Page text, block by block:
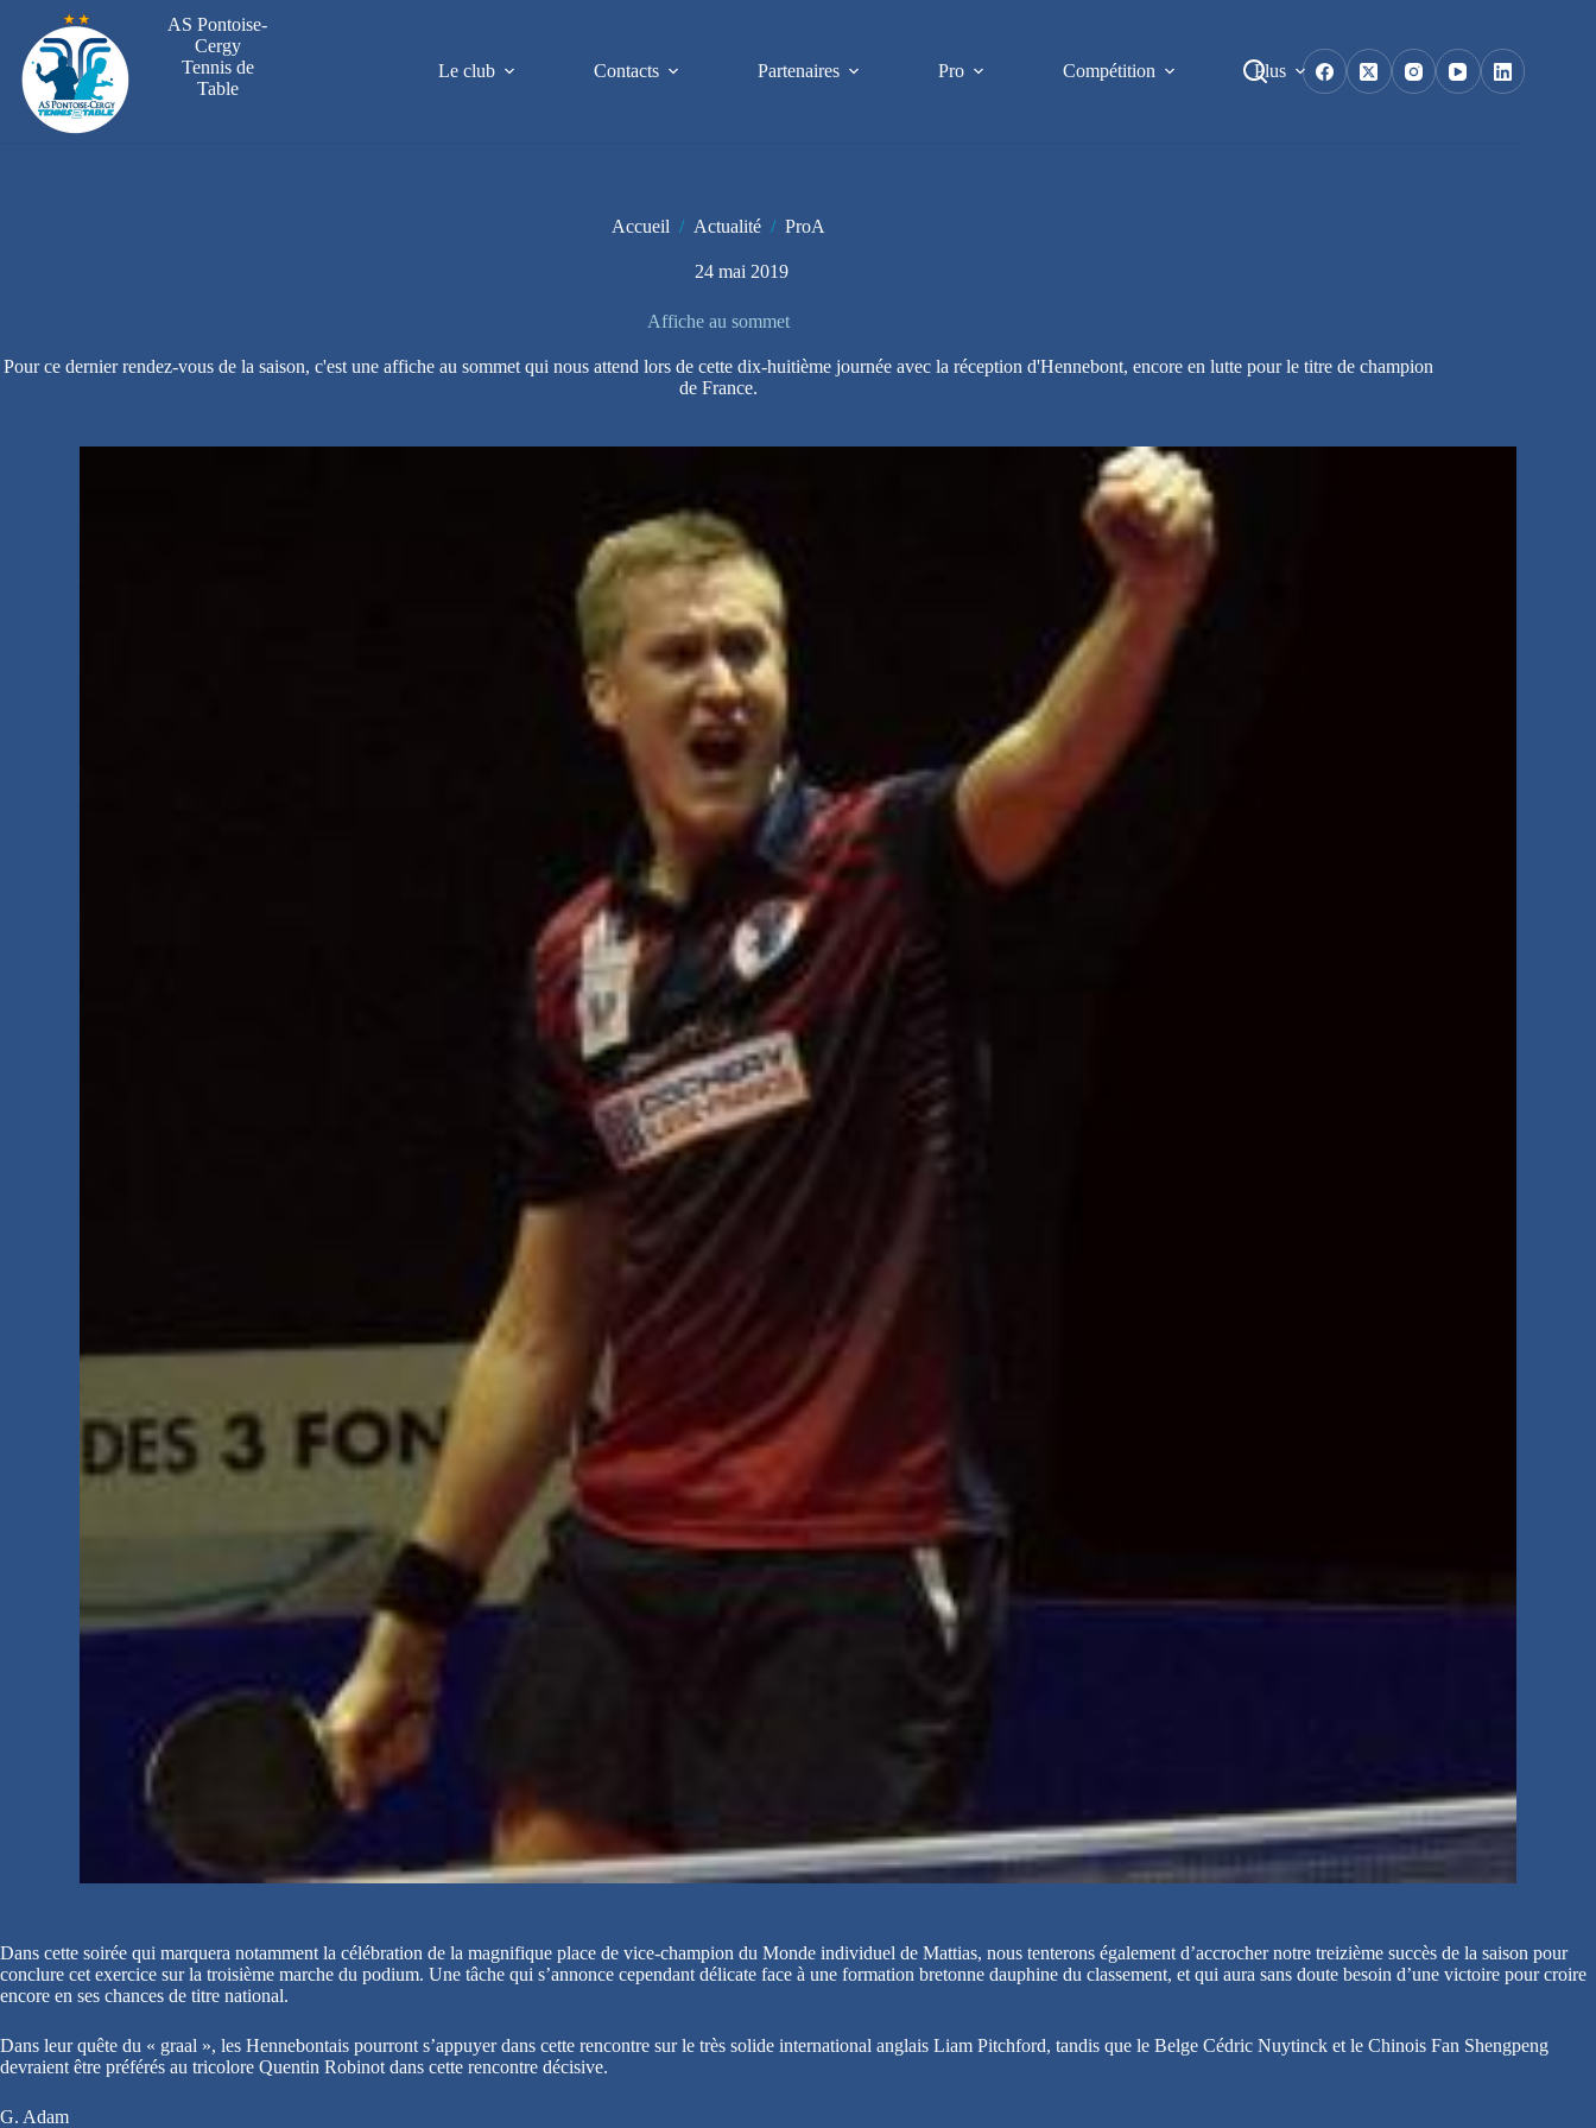
contenu
AS Pontoise-
Cergy
Tennis de
Table
Le club Contacts Partenaires Pro Compétition Plus
Accueil / Actualité / ProA
24 mai 2019
Affiche au sommet
Pour ce dernier rendez-vous de la saison, c'est une affiche au sommet qui nous attend lors de cette dix-huitième journée avec la réception d'Hennebont, encore en lutte pour le titre de champion
de France.
Dans cette soirée qui marquera notamment la célébration de la magnifique place de vice-champion du Monde individuel de Mattias, nous tenterons également d’accrocher notre treizième succès de la saison pour
conclure cet exercice sur la troisième marche du podium. Une tâche qui s’annonce cependant délicate face à une formation bretonne dauphine du classement, et qui aura sans doute besoin d’une victoire pour croire
encore en ses chances de titre national.
Dans leur quête du « graal », les Hennebontais pourront s’appuyer dans cette rencontre sur le très solide international anglais Liam Pitchford, tandis que le Belge Cédric Nuytinck et le Chinois Fan Shengpeng
devraient être préférés au tricolore Quentin Robinot dans cette rencontre décisive.
G. Adam